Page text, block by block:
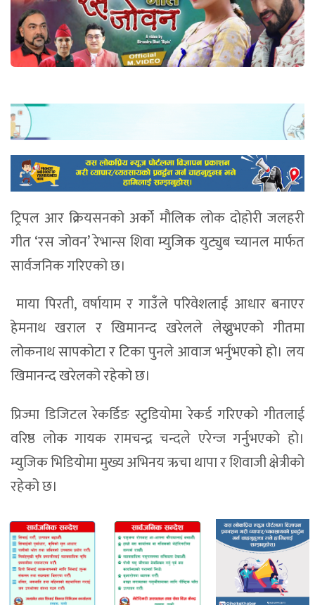
ट्रिपल आर क्रियसनको अर्को मौलिक लोक दोहोरी जलहरी
गीत ‘रस जोवन’ रेभान्स शिवा म्युजिक युट्युब च्यानल मार्फत
सार्वजनिक गरिएको छ।
माया पिरती, वर्षायाम र गाउँले परिवेशलाई आधार बनाएर
हेमनाथ खराल र खिमानन्द खरेलले लेख्नुभएको गीतमा
लोकनाथ सापकोटा र टिका पुनले आवाज भर्नुभएको हो। लय
खिमानन्द खरेलको रहेको छ।
प्रिज्मा डिजिटल रेकर्डिङ स्टुडियोमा रेकर्ड गरिएको गीतलाई
वरिष्ठ लोक गायक रामचन्द्र चन्दले एरेन्ज गर्नुभएको हो।
म्युजिक भिडियोमा मुख्य अभिनय ऋचा थापा र शिवाजी क्षेत्रीको
रहेको छ।